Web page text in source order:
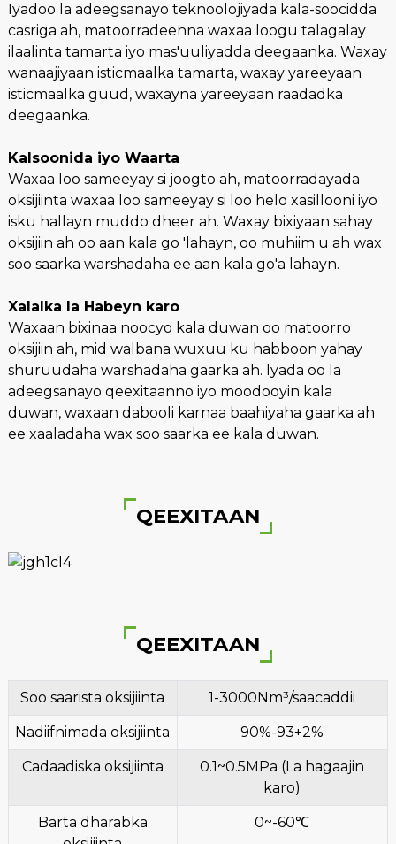
Iyadoo la adeegsanayo teknoolojiyada kala-soocidda
casriga ah, matoorradeenna waxaa loogu talagalay
ilaalinta tamarta iyo mas'uuliyadda deegaanka. Waxay
wanaajiyaan isticmaalka tamarta, waxay yareeyaan
isticmaalka guud, waxayna yareeyaan raadadka
deegaanka.
Kalsoonida iyo Waarta
Waxaa loo sameeyay si joogto ah, matoorradayada
oksijiinta waxaa loo sameeyay si loo helo xasillooni iyo
isku hallayn muddo dheer ah. Waxay bixiyaan sahay
oksijiin ah oo aan kala go 'lahayn, oo muhiim u ah wax
soo saarka warshadaha ee aan kala go'a lahayn.
Xalalka la Habeyn karo
Waxaan bixinaa noocyo kala duwan oo matoorro
oksijiin ah, mid walbana wuxuu ku habboon yahay
shuruudaha warshadaha gaarka ah. Iyada oo la
adeegsanayo qeexitaanno iyo moodooyin kala
duwan, waxaan dabooli karnaa baahiyaha gaarka ah
ee xaaladaha wax soo saarka ee kala duwan.
QEEXITAAN
QEEXITAAN
Soo saarista oksijiinta 1-3000Nm³/saacaddii
Nadiifnimada oksijiinta 90%-93+2%
Cadaadiska oksijiinta
0.1~0.5MPa (La hagaajin
karo)
Barta dharabka
0~-60℃